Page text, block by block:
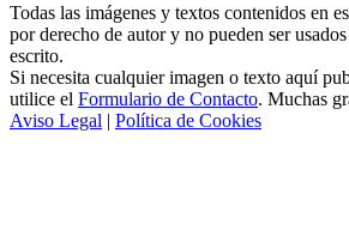
Todas las imágenes y textos contenidos en
por derecho de autor y no pueden ser
escrito.
Si necesita cualquier imagen o texto aquí
utilice el Formulario de Contacto. Muchas
Aviso Legal | Política de Cookies